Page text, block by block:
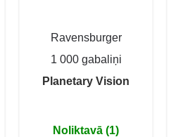
Ravensburger
1 000 gabaliņi
Planetary Vision
Noliktavā (1)